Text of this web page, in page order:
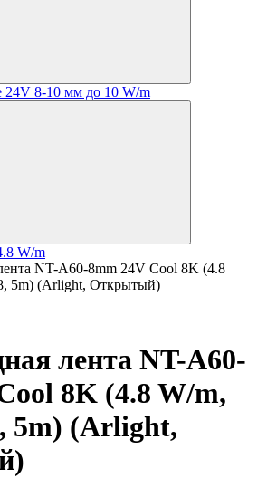
24V 8-10 мм до 10 W/m
W/m
NT-A60-8mm 24V Cool 8K (4.8
5m) (Arlight, Открытый)
лента NT-A60-
8K (4.8 W/m,
5m) (Arlight,